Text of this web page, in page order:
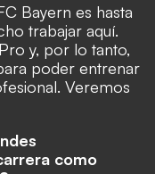
Bayern es hasta
trabajar aquí.
y, por lo tanto,
poder entrenar
Veremos
como